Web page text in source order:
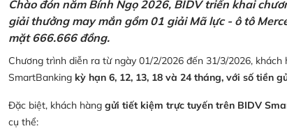
Chào đón năm Bính Ngọ 2026, BIDV triển khai
giải thưởng may mắn gồm 01 giải Mã lực - ô tô
mặt 666.666 đồng.
Chương trình diễn ra từ ngày 01/2/2026 đến 31/3/2026,
SmartBanking kỳ hạn 6, 12, 13, 18 và 24 tháng, với số tiền
Đặc biệt, khách hàng gửi tiết kiệm trực tuyến trên BIDV
cụ thể: